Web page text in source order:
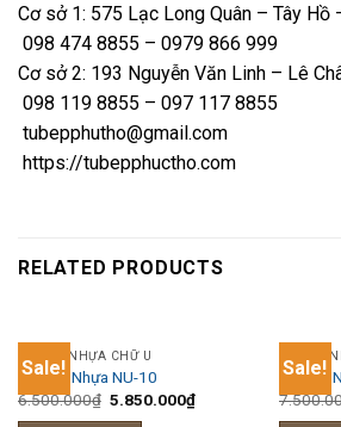
Cơ sở 1: 575 Lạc Long Quân – Tây Hồ
098 474 8855 – 0979 866 999
Cơ sở 2: 193 Nguyễn Văn Linh – Lê
098 119 8855 – 097 117 8855
tubepphutho@gmail.com
https://tubepphuctho.com
RELATED PRODUCTS
Sale!
TỦ BẾP NHỰA CHỮ U
Tủ bếp Nhựa NU-10
6.500.000₫ 5.850.000₫
Sale!
TỦ BẾP
Tủ bếp